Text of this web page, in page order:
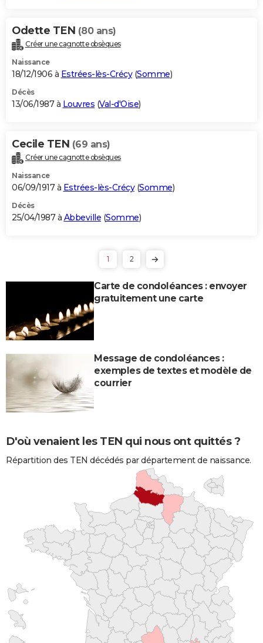
Odette TEN (80 ans)
Créer une cagnotte obsèques
Naissance
18/12/1906 à Estrées-lès-Crécy(Somme)
Décès
13/06/1987 à Louvres (Val-d'Oise)
Cecile TEN (69 ans)
Créer une cagnotte obsèques
Naissance
06/09/1917 à Estrées-lès-Crécy(Somme)
Décès
25/04/1987 à Abbeville (Somme)
1 2
Carte de condoléances : envoyer
gratuitement une carte
Message de condoléances :
exemples de textes et modèle de
courrier
D'où venaient les TEN qui nous ont quittés ?
Répartition des TEN décédés par département de naissance.